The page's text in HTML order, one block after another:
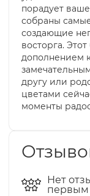
порадует
собраны
создающие
восторга.
дополнением
другу или
цветами
моменты
Нет
первым